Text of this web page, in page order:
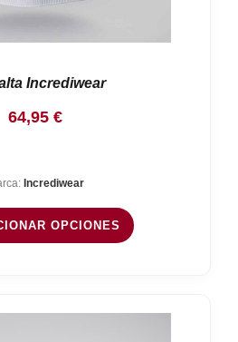
Incrediwear
64,95 €
Incrediwear
OPCIONES